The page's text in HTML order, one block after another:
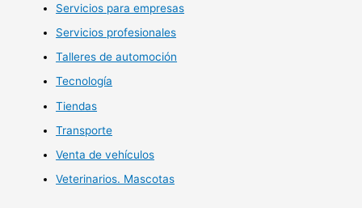
Servicios para empresas
Servicios profesionales
Talleres de automoción
Tecnología
Tiendas
Transporte
Venta de vehículos
Veterinarios. Mascotas